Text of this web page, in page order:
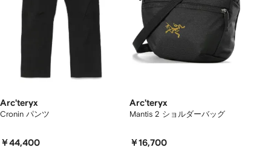
Arc'teryx
Cronin パンツ
￥44,400
Arc'teryx
Mantis 2 ショルダーバッグ
￥16,700